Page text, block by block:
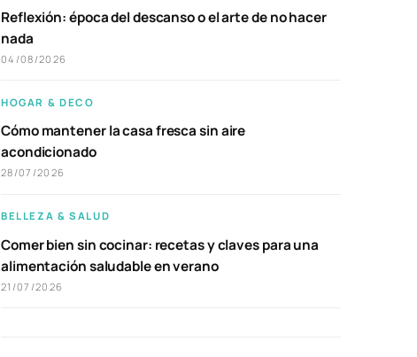
Reflexión: época del descanso o el arte de no hacer
nada
04/08/2026
HOGAR & DECO
Cómo mantener la casa fresca sin aire
acondicionado
28/07/2026
BELLEZA & SALUD
Comer bien sin cocinar: recetas y claves para una
alimentación saludable en verano
21/07/2026